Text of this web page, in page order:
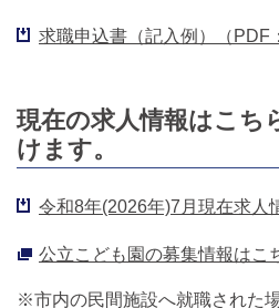
求職申込書（記入例）（PDF
現在の求人情報はこち
けます。
令和8年(2026年)7月現在求人
公立こども園の募集情報はこ
※市内の民間施設へ就職された